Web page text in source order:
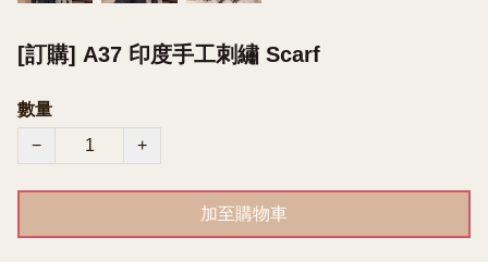
[訂購] A37 印度手工刺繡 Scarf
數量
−
+
加至購物車